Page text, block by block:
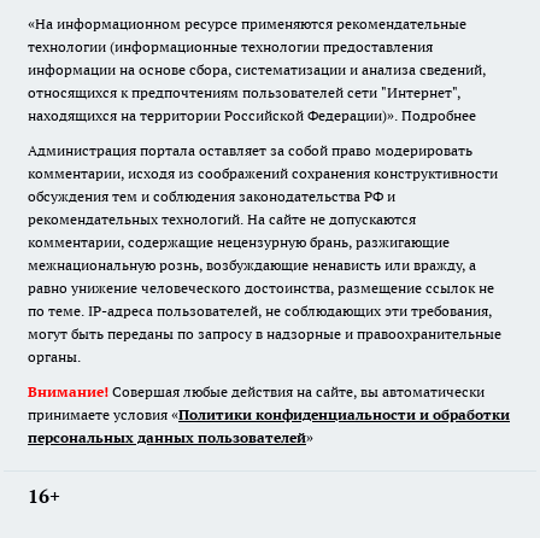
«На информационном ресурсе применяются рекомендательные
технологии (информационные технологии предоставления
информации на основе сбора, систематизации и анализа сведений,
относящихся к предпочтениям пользователей сети "Интернет",
находящихся на территории Российской Федерации)». Подробнее
Администрация портала оставляет за собой право модерировать
комментарии, исходя из соображений сохранения конструктивности
обсуждения тем и соблюдения законодательства РФ и
рекомендательных технологий. На сайте не допускаются
комментарии, содержащие нецензурную брань, разжигающие
межнациональную рознь, возбуждающие ненависть или вражду, а
равно унижение человеческого достоинства, размещение ссылок не
по теме. IP-адреса пользователей, не соблюдающих эти требования,
могут быть переданы по запросу в надзорные и правоохранительные
органы.
Внимание! Совершая любые действия на сайте, вы автоматически
принимаете условия «Политики конфиденциальности и обработки
персональных данных пользователей»
16+